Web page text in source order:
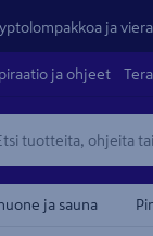
ja
ja ohjeet
ja sauna